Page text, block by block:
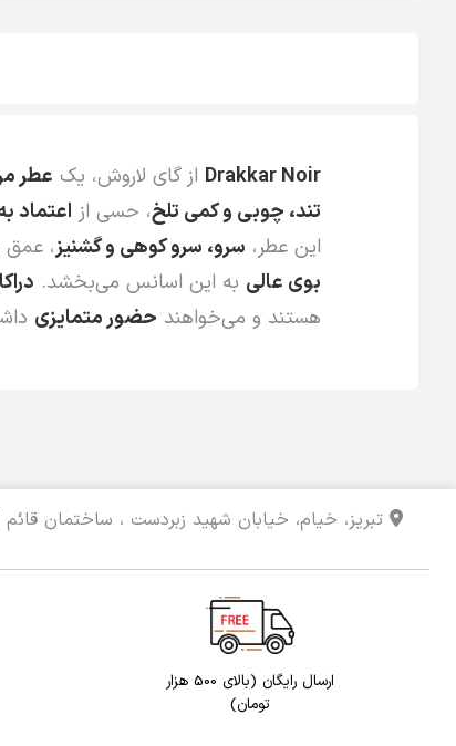
Drakkar Noir از گای لاروش، یک عطر
تند، چوبی و کمی تلخ، حسی از اعتماد
این عطر، سرو، سرو کوهی و گشنیز، عمق
بوی عالی به این اسانس می‌بخشد.
هستند و می‌خواهند حضور متمایزی
تبریز، خیام، خیابان شهید زبردست ، ساختمان
ارسال رایگان (بالای 500 هزار
تومان)